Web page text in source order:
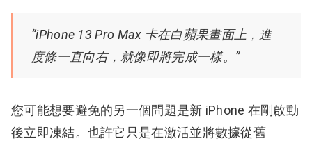
“iPhone 13 Pro Max 卡在白蘋果畫面上，進
度條一直向右，就像即將完成一樣。”
您可能想要避免的另一個問題是新 iPhone 在剛啟動
後立即凍結。 也許它只是在激活並將數據從舊